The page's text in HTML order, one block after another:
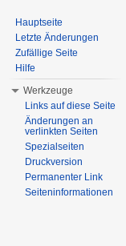
Hauptseite
Letzte Änderungen
Zufällige Seite
Hilfe
Werkzeuge
Links auf diese Seite
Änderungen an
verlinkten Seiten
Spezialseiten
Druckversion
Permanenter Link
Seiteninformationen